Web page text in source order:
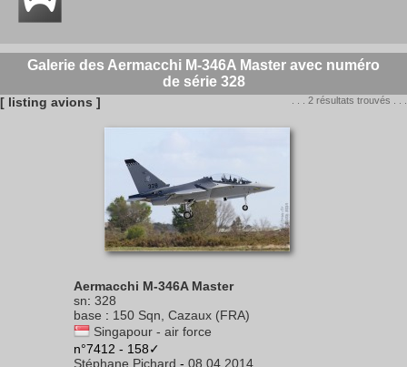
Galerie des Aermacchi M-346A Master avec numéro
de série 328
[ listing avions ] . . . 2 résultats trouvés . . .
Aermacchi M-346A Master
sn: 328
base : 150 Sqn, Cazaux (FRA)
Singapour - air force
n°7412 - 158✓
Stéphane Pichard - 08.04.2014